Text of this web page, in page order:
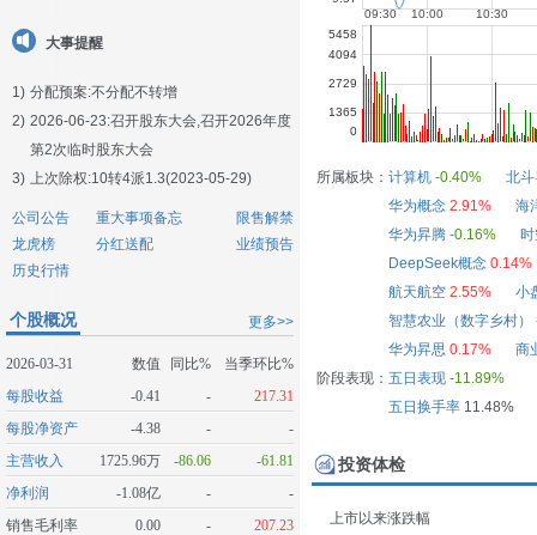
大事提醒
1) 分配预案:不分配不转增
2) 2026-06-23:召开股东大会,召开2026年度
第2次临时股东大会
3) 上次除权:10转4派1.3(2023-05-29)
公司公告 重大事项备忘
限售解禁
龙虎榜
分红送配
业绩预告
历史行情
更多>>
个股概况
2026-03-31 数值 同比%
当季环比%
每股收益
-0.41 -
217.31
每股净资产
-4.38 -
-
主营收入
1725.96万 -86.06
-61.81
净利润
-1.08亿 -
-
销售毛利率
0.00 - 207.23
所属板块： 计算机 -0.40%
北
华为概念 2.91%
海
华为昇腾 -0.16%
DeepSeek概念 0.14%
航天航空 2.55%
小
智慧农业（数字乡村）
华为昇思 0.17%
商
阶段表现： 五日表现 -11.89%
五日换手率11.48%
投资体检
上市以来涨跌幅